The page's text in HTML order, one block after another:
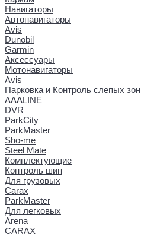
Навигаторы
Автонавигаторы
Avis
Dunobil
Garmin
Аксессуары
Мотонавигаторы
Avis
Парковка и Контроль слепых зон
AAALINE
DVR
ParkCity
ParkMaster
Sho-me
Steel Mate
Комплектующие
Контроль шин
Для грузовых
Carax
ParkMaster
Для легковых
Arena
CARAX